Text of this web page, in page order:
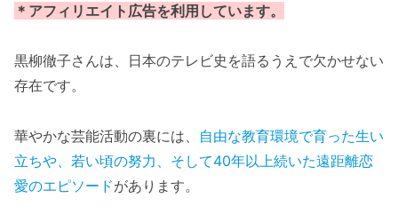
＊アフィリエイト広告を利用しています。
黒柳徹子さんは、日本のテレビ史を語るうえで欠かせない
存在です。
華やかな芸能活動の裏には、 自由な教育環境で育った生い
立ちや、若い頃の努力、そして40年以上続いた遠距離恋
愛のエピソードがあります。